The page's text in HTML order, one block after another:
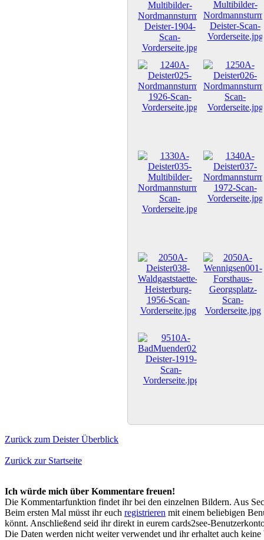
Zurück zum Deister Überblick
Zurück zur Startseite
Ich würde mich über Kommentare freuen!
Die Kommentarfunktion findet ihr bei den einzelnen Bildern. Aus
Beim ersten Mal müsst ihr euch registrieren mit einem beliebigen
könnt. Anschließend seid ihr direkt in eurem cards2see-
Die Daten werden nicht weiter verwendet und ihr erhaltet auch